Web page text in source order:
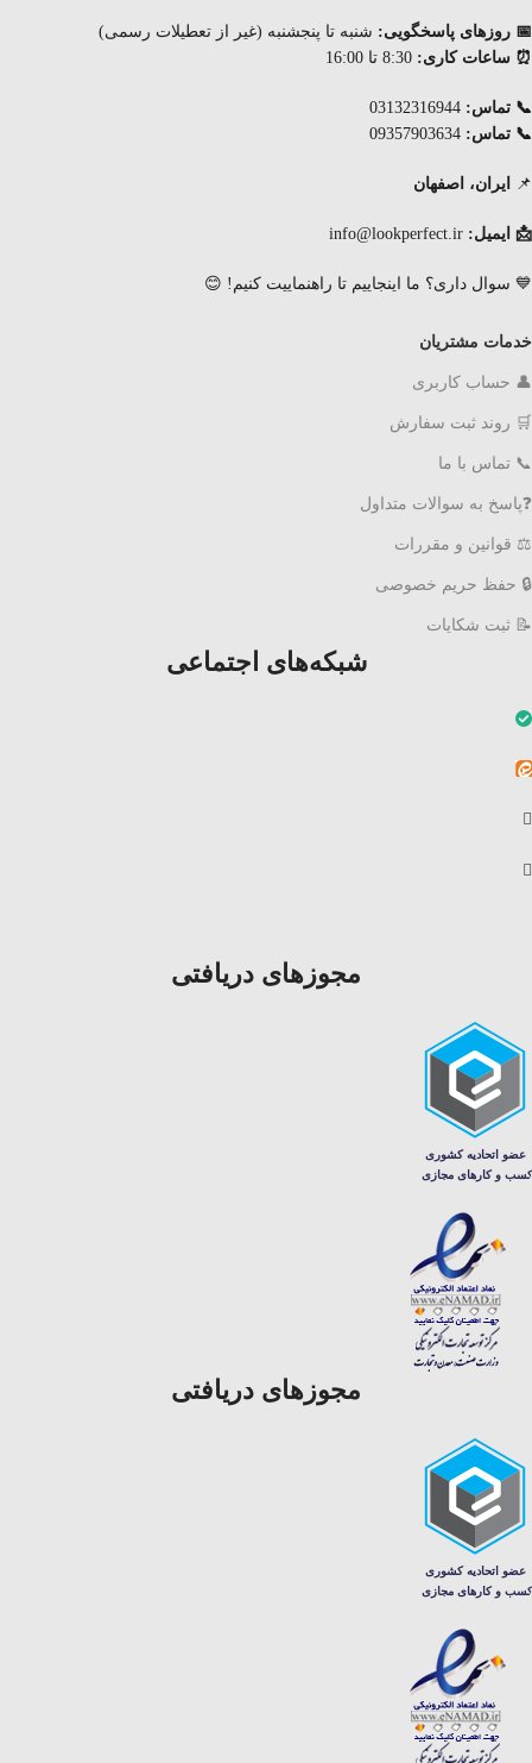
📅 روزهای پاسخگویی: شنبه تا پنجشنبه (غیر از تعطیلات رسمی)
⏰ ساعات کاری:
📞 تماس:
📞 تماس:
📌 ایران، اصفهان
📩 ایمیل:
💙 سوال داری؟ ما اینجاییم تا راهنماییت کنیم! 😊
خدمات مشتریان
👤 حساب کاربری
🛒 روند ثبت سفارش
📞 تماس با ما
❓پاسخ به سوالات متداول
⚖ قوانین و مقررات
🔒 حفظ حریم خصوصی
📝 ثبت شکایات
شبکه‌های اجتماعی
مجوزهای دریافتی
مجوزهای دریافتی